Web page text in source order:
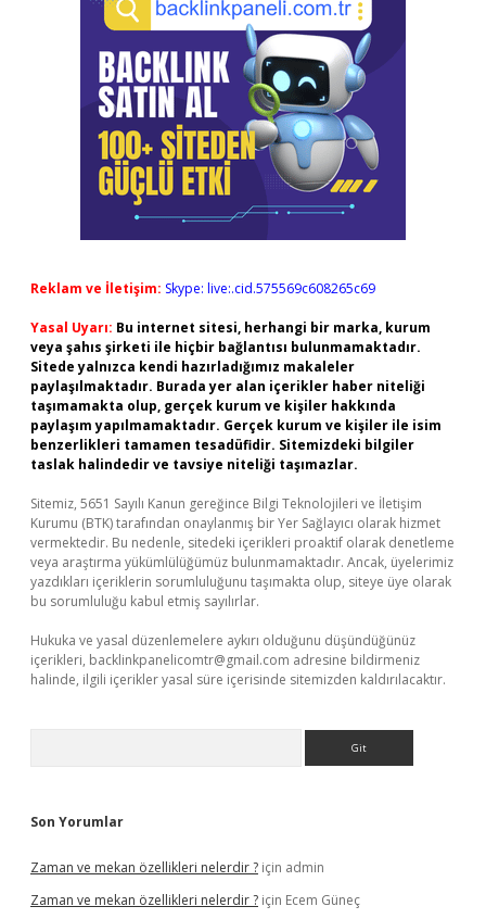
Reklam ve İletişim: Skype: live:.cid.575569c608265c69
Yasal Uyarı: Bu internet sitesi, herhangi bir marka, kurum
veya şahıs şirketi ile hiçbir bağlantısı bulunmamaktadır.
Sitede yalnızca kendi hazırladığımız makaleler
paylaşılmaktadır. Burada yer alan içerikler haber niteliği
taşımamakta olup, gerçek kurum ve kişiler hakkında
paylaşım yapılmamaktadır. Gerçek kurum ve kişiler ile isim
benzerlikleri tamamen tesadüfidir. Sitemizdeki bilgiler
taslak halindedir ve tavsiye niteliği taşımazlar.
Sitemiz, 5651 Sayılı Kanun gereğince Bilgi Teknolojileri ve İletişim
Kurumu (BTK) tarafından onaylanmış bir Yer Sağlayıcı olarak hizmet
vermektedir. Bu nedenle, sitedeki içerikleri proaktif olarak denetleme
veya araştırma yükümlülüğümüz bulunmamaktadır. Ancak, üyelerimiz
yazdıkları içeriklerin sorumluluğunu taşımakta olup, siteye üye olarak
bu sorumluluğu kabul etmiş sayılırlar.
Hukuka ve yasal düzenlemelere aykırı olduğunu düşündüğünüz
içerikleri, backlinkpanelicomtr@gmail.com adresine bildirmeniz
halinde, ilgili içerikler yasal süre içerisinde sitemizden kaldırılacaktır.
Son Yorumlar
Zaman ve mekan özellikleri nelerdir ? için admin
Zaman ve mekan özellikleri nelerdir ? için Ecem Güneç